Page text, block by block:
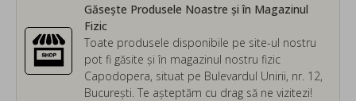
Găsește Produsele Noastre și în Magazinul
Fizic
Toate produsele disponibile pe site-ul nostru
pot fi găsite și în magazinul nostru fizic
Capodopera, situat pe Bulevardul Unirii, nr. 12,
București. Te așteptăm cu drag să ne vizitezi!